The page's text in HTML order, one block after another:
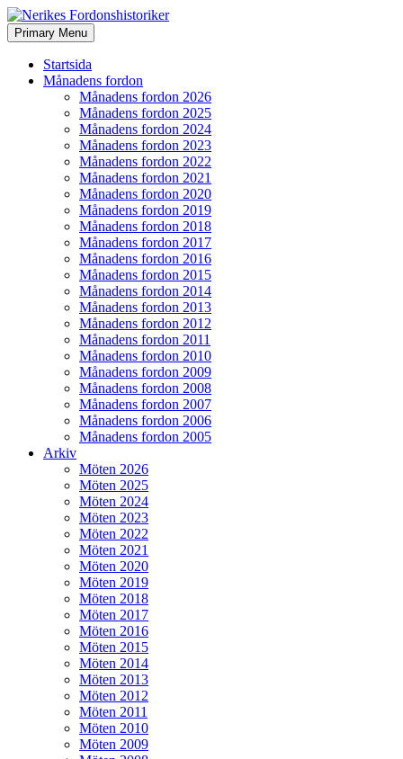
Nerikes Fordonshistoriker
Search
Primary Menu Skip
to
Startsida
Månadens fordon
Månadens fordon 2026
Månadens fordon 2025
Månadens fordon 2024
Månadens fordon 2023
Månadens fordon 2022
Månadens fordon 2021
Månadens fordon 2020
Månadens fordon 2019
Månadens fordon 2018
Månadens fordon 2017
Månadens fordon 2016
Månadens fordon 2015
Månadens fordon 2014
Månadens fordon 2013
Månadens fordon 2012
Månadens fordon 2011
Månadens fordon 2010
Månadens fordon 2009
Månadens fordon 2008
Månadens fordon 2007
Månadens fordon 2006
Månadens fordon 2005
Arkiv
Möten 2026
Möten 2025
Möten 2024
Möten 2023
Möten 2022
Möten 2021
Möten 2020
Möten 2019
Möten 2018
Möten 2017
Möten 2016
Möten 2015
Möten 2014
Möten 2013
Möten 2012
Möten 2011
Möten 2010
Möten 2009